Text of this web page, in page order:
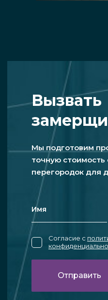
Вызвать
Мы подготовим
точную стоимость
перегородок для
Согласие с